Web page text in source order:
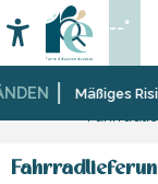
au
contenu
principalMäßiges
Suche
--°
Startseite